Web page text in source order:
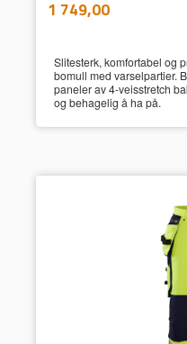
Pris
1 749,00mva.
Slitesterk, komfortabel og
bomull med varselpartier.
paneler av 4-veisstretch
og behagelig å ha på.